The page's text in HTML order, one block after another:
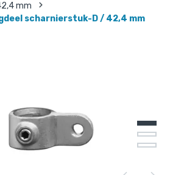
mm
scharnierstuk-D / 42,4 mm